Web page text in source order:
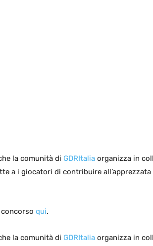
la comunità di GDRItalia organizza in
a i giocatori di contribuire
qui.
la comunità di GDRItalia organizza in